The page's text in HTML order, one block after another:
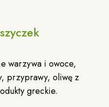
warzywa i owoce,
przyprawy, oliwę z
greckie.